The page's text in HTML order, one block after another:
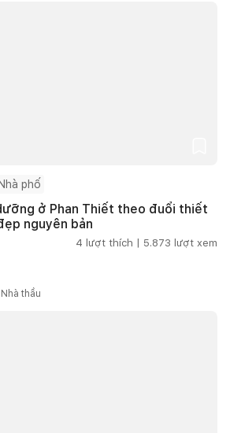
Nhà phố
ở Phan Thiết theo đuổi thiết
nguyên bản
4 lượt thích | 5.873 lượt xem
thầu